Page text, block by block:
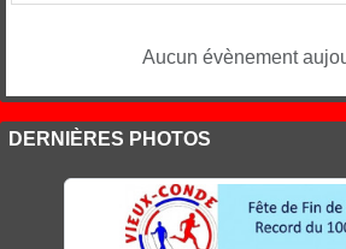
Aucun évènement
DERNIÈRES PHOTOS